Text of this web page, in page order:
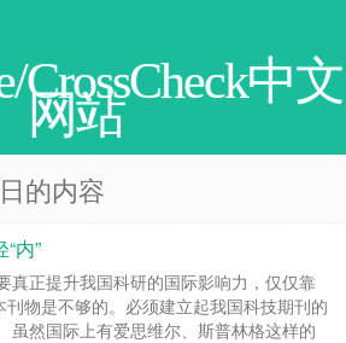
CrossCheck中文
网站
的内容
内”
正提升我国科研的国际影响力，仅仅靠
刊物是不够的。必须建立起我国科技期刊的
虽然国际上有爱思维尔、斯普林格这样的